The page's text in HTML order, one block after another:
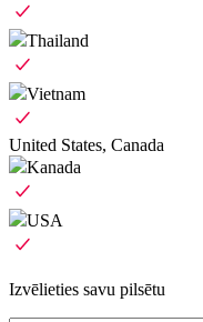
Thailand
Vietnam
United States, Canada
Kanada
USA
Izvēlieties savu pilsētu